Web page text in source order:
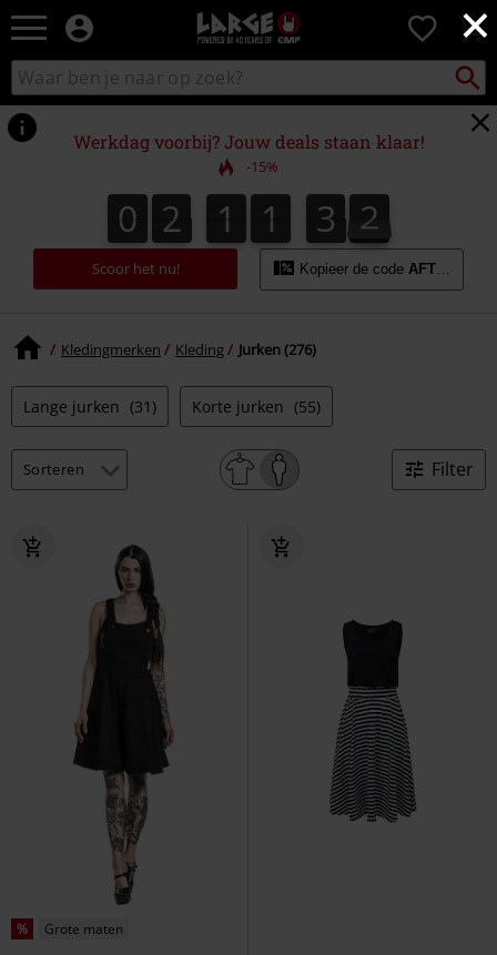
×
Large
–
Muziek-,
en
gaming-
merch
+
alternatieve
kleding
0
Zoek
in
catalogus
zoeken
Werkdag voorbij? Jouw deals staan klaar!
-15%
0
0 2
2 1
1 1
1 3
3 0
1
0
2
1
Scoor het nu! Kopieer de code
Kledingmerken Kleding Jurken (276)
Lange jurken (31) Korte jurken (55)
Filter
% Grote maten